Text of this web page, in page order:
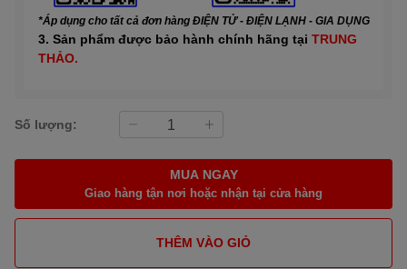
*Áp dụng cho tất cả đơn hàng ĐIỆN TỬ - ĐIỆN LẠNH - GIA DỤNG
3. Sản phẩm được bảo hành chính hãng tại TRUNG
THẢO.
Số lượng:
MUA NGAY
Giao hàng tận nơi hoặc nhận tại cửa hàng
THÊM VÀO GIỎ